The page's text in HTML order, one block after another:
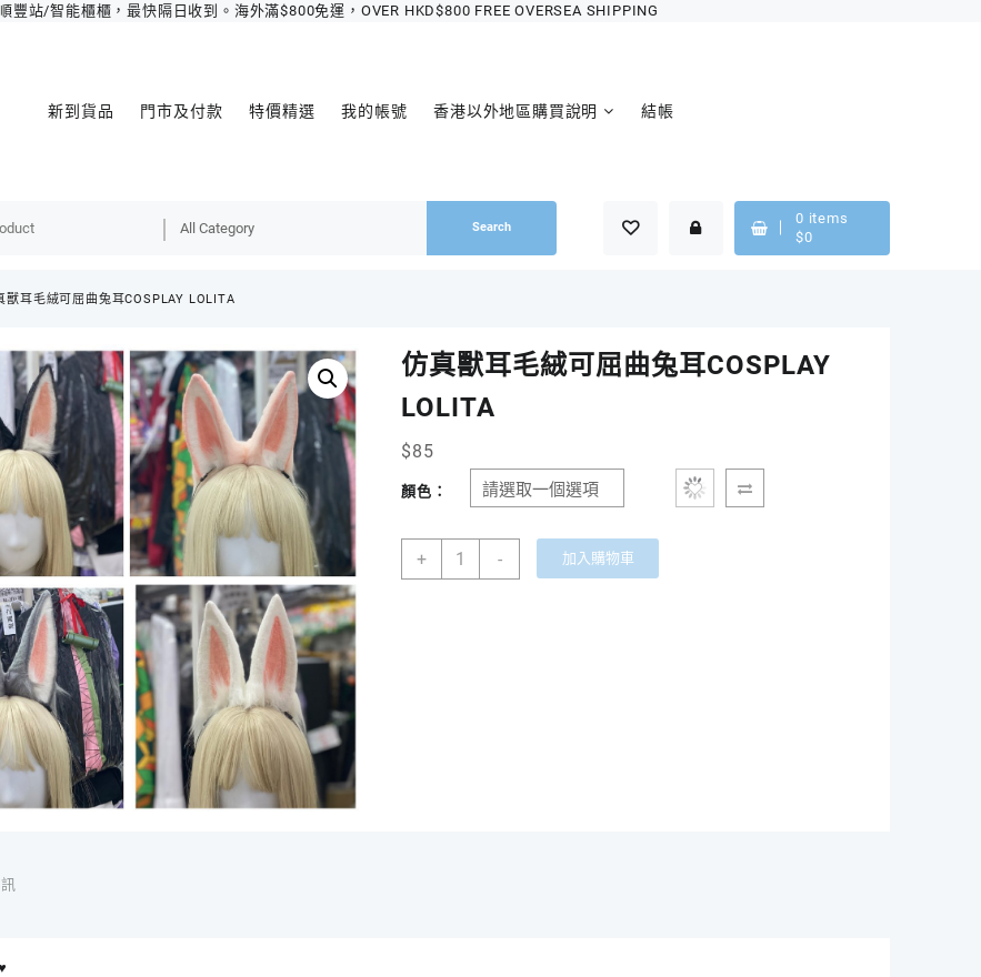
豐站/智能櫃櫃，最快隔日收到。海外滿$800免運，OVER HKD$800 FREE OVERSEA SHIPPING
新到貨品 門市及付款 特價精選 我的帳號 香港以外地區購買說明 結帳
Search
0 items
$0
獸耳毛絨可屈曲兔耳COSPLAY LOLITA
仿真獸耳毛絨可屈曲兔耳COSPLAY
LOLITA
$85
顏色：
+ - 加入購物車